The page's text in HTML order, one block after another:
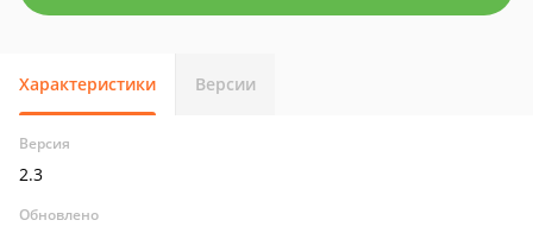
Характеристики Версии
Версия
2.3
Обновлено